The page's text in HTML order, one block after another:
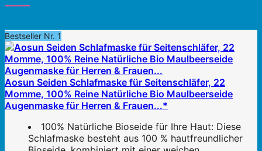
Bestseller Nr. 1
Aosun Seiden Schlafmaske für Seitenschläfer, 22
Momme, 100% Reine Natürliche Bio Maulbeerseide
Augenmaske für Herren & Frauen...*
100% Natürliche Bioseide für Ihre Haut: Diese
Schlafmaske besteht aus 100 % hautfreundlicher